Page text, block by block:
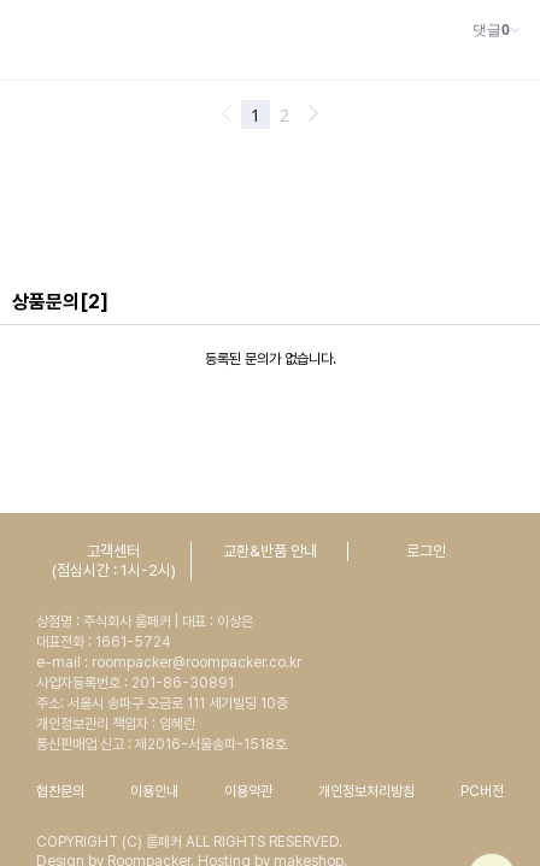
상품문의 [2]
등록된 문의가 없습니다.
고객센터
(점심시간 : 1시-2시)
교환&반품 안내 로그인
상점명 : 주식회사 룸페커 | 대표 : 이상은
대표전화 : 1661-5724
e-mail : roompacker@roompacker.co.kr
사업자등록번호 : 201-86-30891
주소: 서울시 송파구 오금로 111 세기빌딩 10층
개인정보관리 책임자 : 임혜란
통신판매업 신고 : 제2016-서울송파-1518호
협찬문의 이용안내 이용약관 개인정보처리방침 PC버전
COPYRIGHT (C) 룸페커 ALL RIGHTS RESERVED.
Design by Roompacker. Hosting by makeshop.